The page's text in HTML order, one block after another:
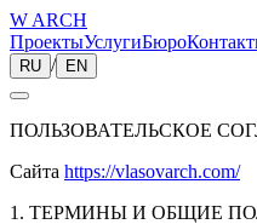
W ARCH
ПроектыУслугиБюро
RU / EN
ПОЛЬЗОВАТЕЛЬСКОЕ
Сайта https://vlasovarch.com/
1. ТЕРМИНЫ И ОБЩИЕ